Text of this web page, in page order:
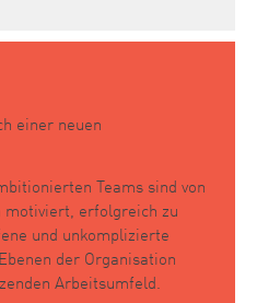
einer neuen
Teams sind von
motiviert, erfolgreich zu
und unkomplizierte
der Organisation
Arbeitsumfeld.